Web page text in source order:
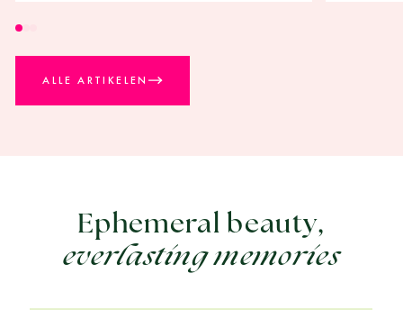
ALLE ARTIKELEN
Ephemeral beauty,
everlasting memories